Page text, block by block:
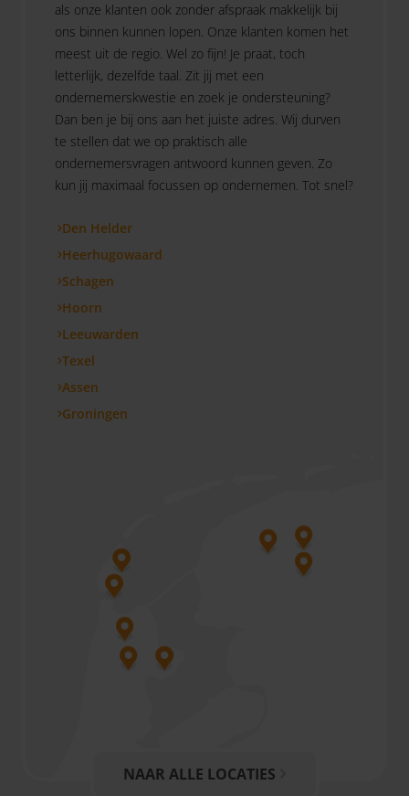
als onze klanten ook zonder afspraak makkelijk bij
ons binnen kunnen lopen. Onze klanten komen het
meest uit de regio. Wel zo fijn! Je praat, toch
letterlijk, dezelfde taal. Zit jij met een
ondernemerskwestie en zoek je ondersteuning?
Dan ben je bij ons aan het juiste adres. Wij durven
te stellen dat we op praktisch alle
ondernemersvragen antwoord kunnen geven. Zo
kun jij maximaal focussen op ondernemen. Tot snel?
Den Helder
Heerhugowaard
Schagen
Hoorn
Leeuwarden
Texel
Assen
Groningen
NAAR ALLE LOCATIES